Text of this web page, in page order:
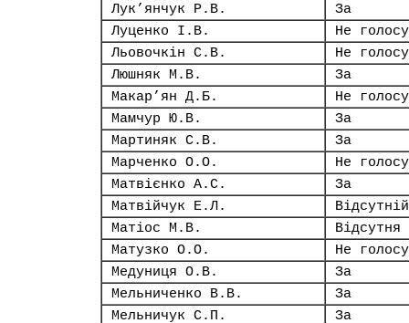
Лук’янчук Р.В.
За
Луценко І.В.
Не
Льовочкін С.В.
Не
Люшняк М.В.
За
Макар’ян Д.Б.
Не
Мамчур Ю.В.
За
Мартиняк С.В.
За
Марченко О.О.
Не
Матвієнко А.С.
За
Матвійчук Е.Л.
Відсутній
Матіос М.В.
Відсутня
Матузко О.О.
Не
Медуниця О.В.
За
Мельниченко В.В.
За
Мельничук С.П.
За